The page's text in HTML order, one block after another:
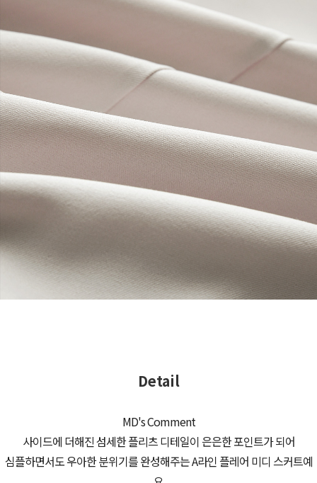
Detail
MD's Comment
사이드에 더해진 섬세한 플리츠 디테일이 은은한 포인트가 되어
심플하면서도 우아한 분위기를 완성해주는 A라인 플레어 미디 스커트예